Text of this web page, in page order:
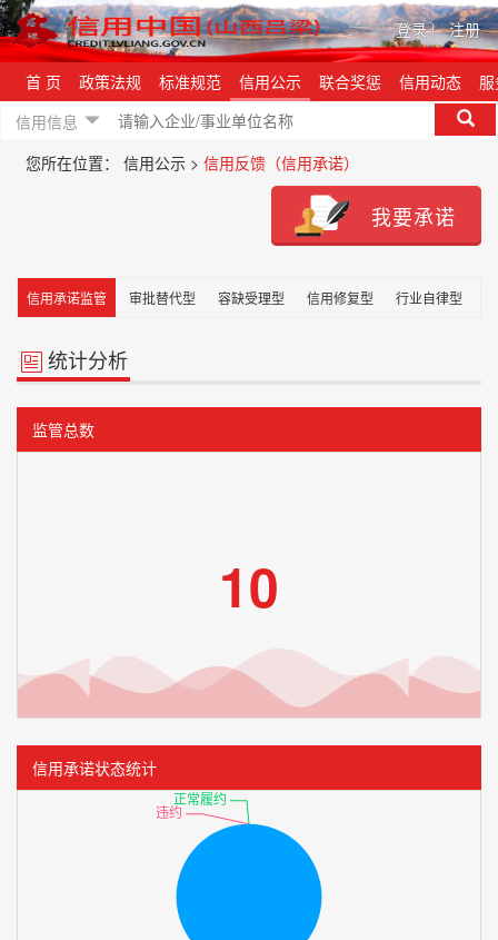
登录| 注册
首 页 政策法规 标准规范 信用公示 联合奖惩 信用动态
信用信息
您所在位置： 信用公示 > 信用反馈（信用承诺）
我要承诺
信用承诺监管 审批替代型 容缺受理型 信用修复型 行业自律型
统计分析
监管总数
10
信用承诺状态统计